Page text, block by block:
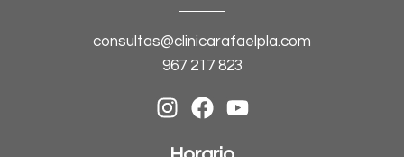
consultas@clinicarafaelpla.com
967 217 823